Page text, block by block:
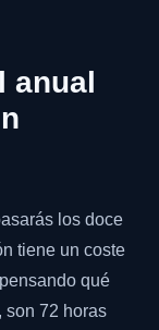
anual
los doce
tiene un coste
qué
son 72 horas